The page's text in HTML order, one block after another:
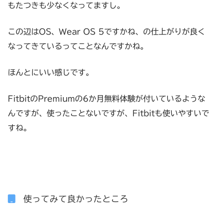
もたつきも少なくなってますし。
この辺はOS、Wear OS 5ですかね、の仕上がりが良く
なってきているってことなんですかね。
ほんとにいい感じです。
FitbitのPremiumの6か月無料体験が付いているような
んですが、使ったことないですが、Fitbitも使いやすいで
すね。
使ってみて良かったところ